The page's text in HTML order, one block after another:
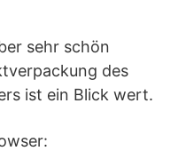
sehr schön
des
ist ein Blick wert.